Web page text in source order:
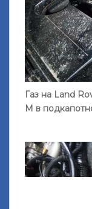
Газ на Land
М в